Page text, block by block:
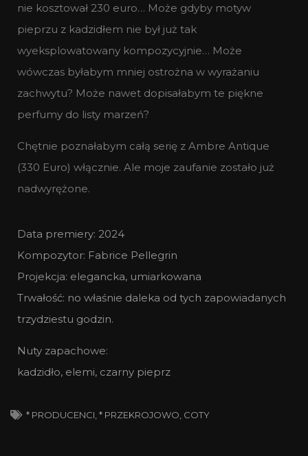
nie kosztował 230 euro… Może gdyby motyw
pieprzu z kadzidłem nie był już tak
wyeksplowatowany kompozycyjnie… Może
wówczas byłabym mniej ostrożna w wyrażaniu
zachwytu? Może nawet dopisałabym te piękne
perfumy do listy marzeń?
Chętnie poznałabym całą serię z Ambre Antique
(330 Euro) włącznie. Ale moje zaufanie zostało już
nadwyrężone.
Data premiery: 2024
Kompozytor: Fabrice Pellegrin
Projekcja: elegancka, umiarkowana
Trwałość: no właśnie daleka od tych zapowiadanych
trzydziestu godzin.
Nuty zapachowe:
kadzidło, elemi, czarny pieprz
* PRODUCENCI * PRZEKROJOWO COTY